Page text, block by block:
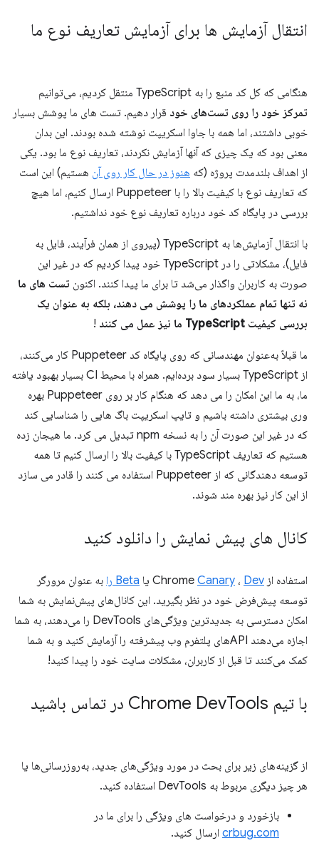
انتقال آزمایش ها برای آزمایش تعاریف نوع ما
هنگامی که کل کد منبع را به TypeScript منتقل کردیم، می‌توانیم
تمرکز خود را روی تست‌های خود قرار دهیم. تست های ما پوشش بسیار
خوبی داشتند، اما همه با جاوا اسکریپت نوشته شده بودند. این بدان
معنی بود که یک چیزی که آنها آزمایش نکردند، تعاریف نوع ما بود. یکی
از اهداف بلندمدت پروژه (که هنوز در حال کار روی آن هستیم) این است
که تعاریف نوع با کیفیت بالا را با Puppeteer ارسال کنیم، اما هیچ
بررسی در پایگاه کد خود درباره تعاریف نوع خود نداشتیم.
با انتقال آزمایش‌ها به TypeScript (پیروی از همان فرآیند، فایل به
فایل)، مشکلاتی را در TypeScript خود پیدا کردیم که در غیر این
صورت به کاربران واگذار می‌شد تا برای ما پیدا کنند. اکنون تست های ما
نه تنها تمام عملکردهای ما را پوشش می دهند، بلکه به عنوان یک
بررسی کیفیت TypeScript ما نیز عمل می کنند
!
ما قبلاً به‌عنوان مهندسانی که روی پایگاه کد Puppeteer کار می‌کنند،
از TypeScript بسیار سود برده‌ایم. همراه با محیط CI بسیار بهبود یافته
ما، به ما این امکان را می دهد که هنگام کار بر روی Puppeteer بهره
وری بیشتری داشته باشیم و تایپ اسکریپت باگ هایی را شناسایی کند
که در غیر این صورت آن را به نسخه npm تبدیل می کرد. ما هیجان زده
هستیم که تعاریف TypeScript با کیفیت بالا را ارسال کنیم تا همه
توسعه دهندگانی که از Puppeteer استفاده می کنند را قادر می سازد
از این کار نیز بهره مند شوند.
کانال های پیش نمایش را دانلود کنید
استفاده از Chrome Canary ، Dev یا Beta را
به عنوان مرورگر
توسعه پیش‌فرض خود در نظر بگیرید. این کانال‌های پیش‌نمایش به شما
امکان دسترسی به جدیدترین ویژگی‌های DevTools را می‌دهند، به شما
اجازه می‌دهند APIهای پلتفرم وب پیشرفته را آزمایش کنید و به شما
کمک می‌کنند تا قبل از کاربران، مشکلات سایت خود را پیدا کنید!
با تیم Chrome Dev Tools در تماس باشید
از گزینه‌های زیر برای بحث در مورد ویژگی‌های جدید، به‌روزرسانی‌ها یا
هر چیز دیگری مربوط به DevTools استفاده کنید.
بازخورد و درخواست های ویژگی را برای ما در
crbug.com ارسال کنید.